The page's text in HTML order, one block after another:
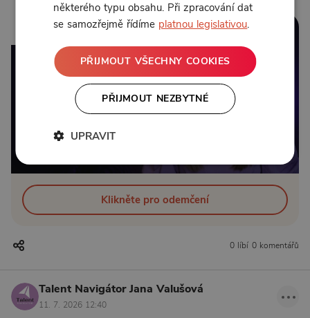
24:59
Klikněte pro odemčení
0 líbí 0 komentářů
Talent Navigátor Jana Valušová
11. 7. 2026 12:40
některého typu obsahu. Při zpracování dat
se samozřejmě řídíme platnou legislativou.
PŘIJMOUT VŠECHNY COOKIES
PŘIJMOUT NEZBYTNÉ
UPRAVIT